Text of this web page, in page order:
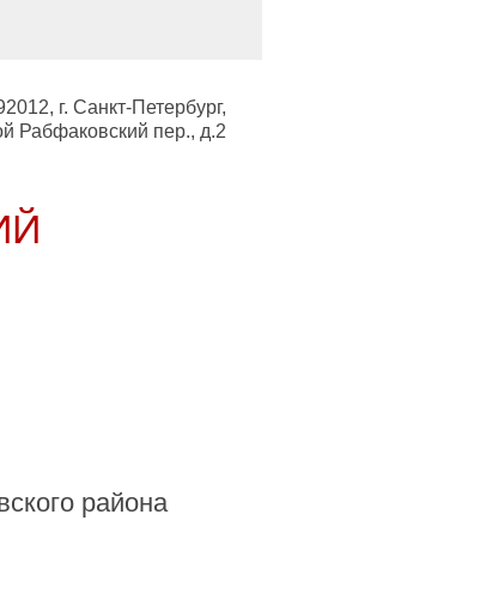
г. Санкт-Петербург,
Рабфаковский пер., д.2
района